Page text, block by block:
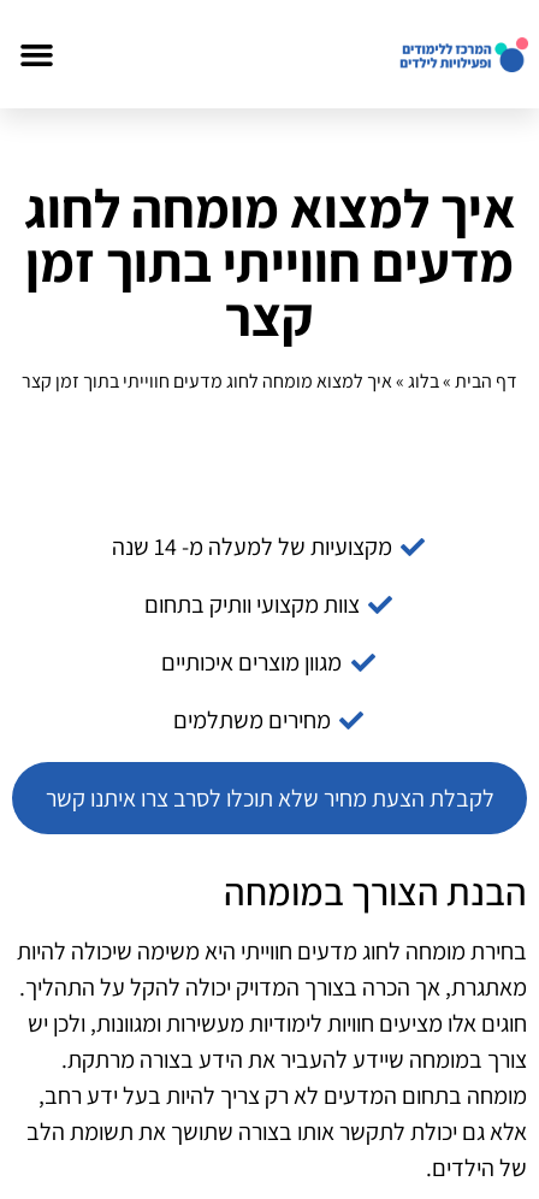
איך למצוא מומחה לחוג
מדעים חווייתי בתוך זמן
קצר
דף הבית»בלוג»איך למצוא מומחה לחוג מדעים חווייתי בתוך זמן קצר
מקצועיות של למעלה מ- 14 שנה
צוות מקצועי וותיק בתחום
מגוון מוצרים איכותיים
מחירים משתלמים
לקבלת הצעת מחיר שלא תוכלו לסרב צרו איתנו קשר
הבנת הצורך במומחה
בחירת מומחה לחוג מדעים חווייתי היא משימה שיכולה להיות
מאתגרת, אך הכרה בצורך המדויק יכולה להקל על התהליך.
חוגים אלו מציעים חוויות לימודיות מעשירות ומגוונות, ולכן יש
צורך במומחה שיידע להעביר את הידע בצורה מרתקת.
מומחה בתחום המדעים לא רק צריך להיות בעל ידע רחב,
אלא גם יכולת לתקשר אותו בצורה שתושך את תשומת הלב
של הילדים.